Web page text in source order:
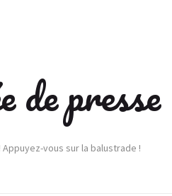
de
vous sur la balustrade !